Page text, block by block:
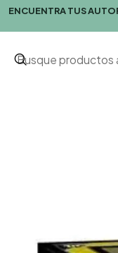
ENCUENTRA TUS